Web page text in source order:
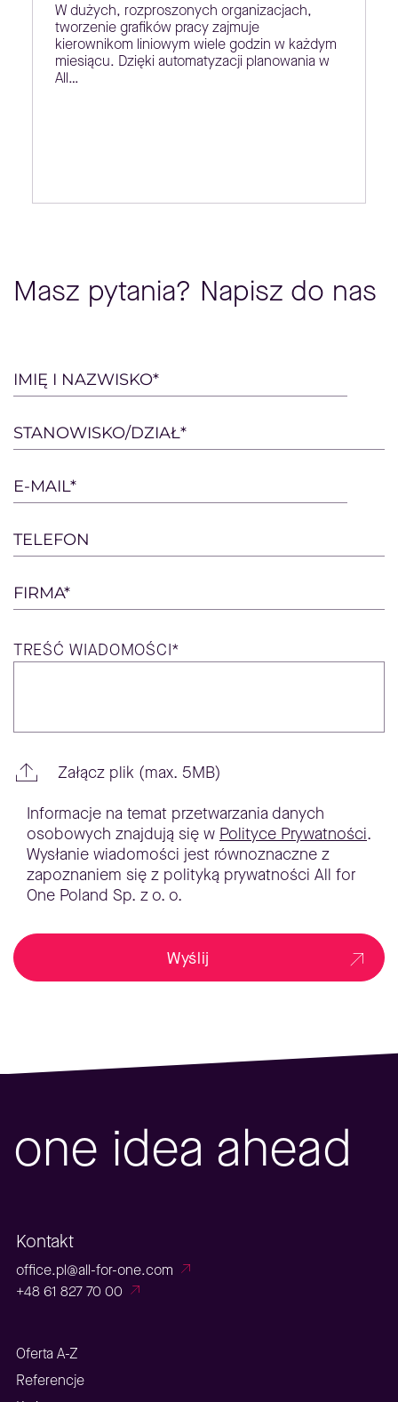
W dużych, rozproszonych organizacjach,
tworzenie grafików pracy zajmuje
kierownikom liniowym wiele godzin w każdym
miesiącu. Dzięki automatyzacji planowania w
All…
Masz pytania? Napisz do nas
Please
this
field
empty.
IMIĘ I NAZWISKO*
STANOWISKO/DZIAŁ*
E-MAIL*
TELEFON
FIRMA*
TREŚĆ WIADOMOŚCI*
Załącz plik (max. 5MB)
Informacje na temat przetwarzania danych
osobowych znajdują się w Polityce Prywatności.
Wysłanie wiadomości jest równoznaczne z
zapoznaniem się z polityką prywatności All for
One Poland Sp. z o. o.
Wyślij
one idea ahead
Kontakt
office.pl@all-for-one.com
+48 61 827 70 00
Oferta A-Z
Referencje